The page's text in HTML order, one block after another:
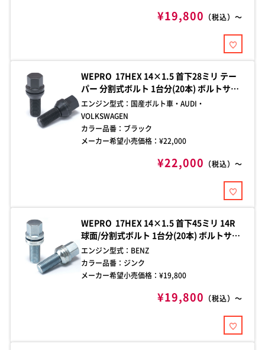
¥19,800 （税込）～
WEPRO 17HEX 14×1.5 首下28ミリ テー
パー 分割式ボルト 1台分(20本) ボルトサイ
ズをご確認の上、お買い求めください。ご
不明な点はお問い合わせください。
エンジン型式： 国産ボルト車・AUDI・
VOLKSWAGEN
カラー品番： ブラック
メーカー希望小売価格：¥22,000
¥22,000 （税込）～
WEPRO 17HEX 14×1.5 首下45ミリ 14R
球面/分割式ボルト 1台分(20本) ボルトサイ
ズをご確認の上、お買い求めください。ご
不明な点はお問い合わせください。
エンジン型式： BENZ
カラー品番： ジンク
メーカー希望小売価格：¥19,800
¥19,800 （税込）～